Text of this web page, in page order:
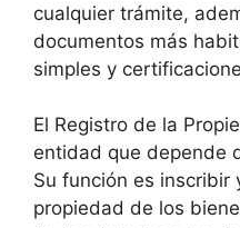
cualquier trámite,
documentos más
simples y
El Registro de la
entidad que depende
Su función es inscribir
propiedad de los